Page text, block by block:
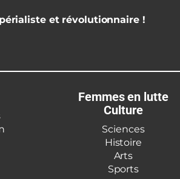
et révolutionnaire !
Femmes en lutte
Culture
Sciences
Histoire
Arts
Sports